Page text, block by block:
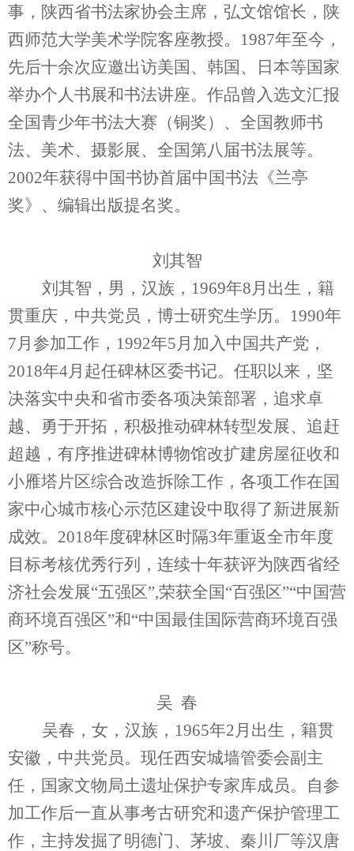
事，陕西省书法家协会主席，弘文馆馆长，陕
西师范大学美术学院客座教授。1987年至今，
先后十余次应邀出访美国、韩国、日本等国家
举办个人书展和书法讲座。作品曾入选文汇报
全国青少年书法大赛（铜奖）、全国教师书
法、美术、摄影展、全国第八届书法展等。
2002年获得中国书协首届中国书法《兰亭
奖》、编辑出版提名奖。
刘其智
刘其智，男， 汉族，1969年8月出生，籍
贯重庆，中共党员，博士研究生学历。1990年
7月参加工作，1992年5月加入中国共产党，
2018年4月起任碑林区委书记。任职以来，坚
决落实中央和省市委各项决策部署， 追求卓
越、勇于开拓， 积极推动碑林转型发展、追赶
超越 ，有序推进碑林博物馆改扩建房屋征收和
小雁塔片区综合改造拆除工作 ，各项工作在国
家中心城市核心示范区建设中取得了新进展新
成效。 2018年度碑林区时隔3年重返全市年度
目标考核优秀行列，连续十年获评为陕西省经
济社会发展“五强区”,荣获全国“百强区”“中国营
商环境百强区”和“中国最佳国际营商环境百强
区”称号。
吴 春
吴春，女，汉族，1965年2月出生，籍贯
安徽，中共党员。现任西安城墙管委会副主
任，国家文物局土遗址保护专家库成员。自参
加工作后一直从事考古研究和遗产保护管理工
作，主持发掘了明德门、茅坡、秦川厂等汉唐